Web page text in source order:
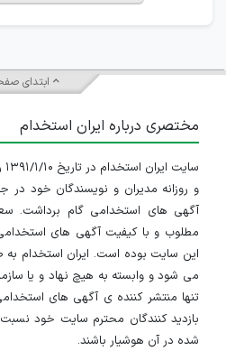
ابتدای
مختصری درباره ایران استخدام
و روزانه مدیران و نویسندگان خود
آگهی های استخدامی گام برداشت.
مطلوب و با کیفیت آگهی های
این سایت بوده است. ایران استخدام
می شود و وابسته به هیچ نهاد و یا
تنها منتشر کننده ی آگهی های
بازدید کنندگان محترم سایت خود
شده در آن هوشیار باشند.